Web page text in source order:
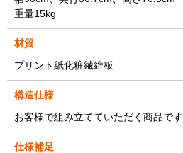
重量15kg
材質
プリント紙化粧繊維板
構造仕様
お客様で組み立てていただく商品です
仕様補足